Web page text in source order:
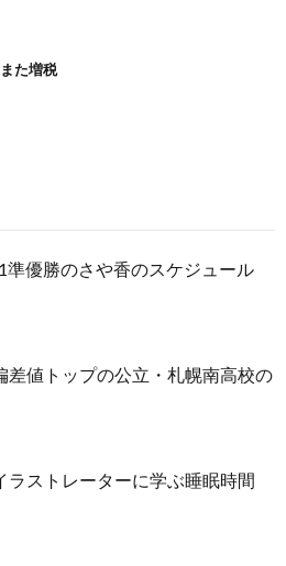
た増税
準優勝のさや香のスケジュール
差値トップの公立・札幌南高校の
ラストレーターに学ぶ睡眠時間